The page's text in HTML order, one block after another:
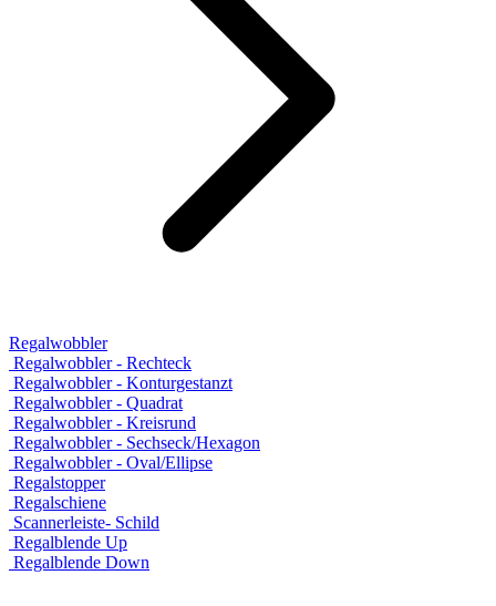
Regalwobbler
Regalwobbler - Rechteck
Regalwobbler - Konturgestanzt
Regalwobbler - Quadrat
Regalwobbler - Kreisrund
Regalwobbler - Sechseck/Hexagon
Regalwobbler - Oval/Ellipse
Regalstopper
Regalschiene
Scannerleiste- Schild
Regalblende Up
Regalblende Down